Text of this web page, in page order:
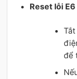
Reset lỗi
để